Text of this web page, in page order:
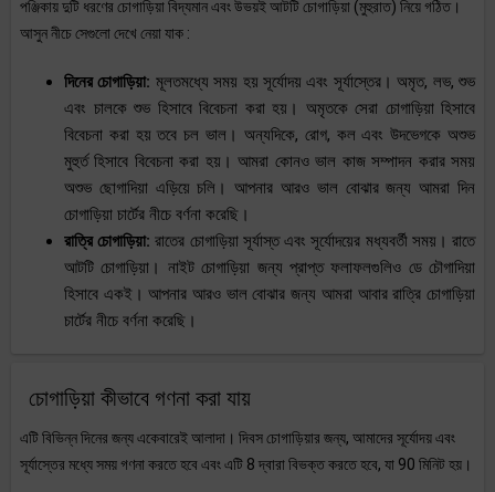
পঞ্জিকায় দুটি ধরণের চোগাড়িয়া বিদ্যমান এবং উভয়ই আটটি চোগাড়িয়া (মুহুরাত) নিয়ে গঠিত।
আসুন নীচে সেগুলো দেখে নেয়া যাক :
দিনের চোগাড়িয়া: মূলতমধ্যে সময় হয় সূর্যোদয় এবং সূর্যাস্তের। অমৃত, লভ, শুভ
এবং চালকে শুভ হিসাবে বিবেচনা করা হয়। অমৃতকে সেরা চোগাড়িয়া হিসাবে
বিবেচনা করা হয় তবে চল ভাল। অন্যদিকে, রোগ, কল এবং উদভেগকে অশুভ
মুহুর্ত হিসাবে বিবেচনা করা হয়। আমরা কোনও ভাল কাজ সম্পাদন করার সময়
অশুভ ছোগাদিয়া এড়িয়ে চলি। আপনার আরও ভাল বোঝার জন্য আমরা দিন
চোগাড়িয়া চার্টের নীচে বর্ণনা করেছি।
রাত্রি চোগাড়িয়া:রাতের চোগাড়িয়া সূর্যাস্ত এবং সূর্যোদয়ের মধ্যবর্তী সময়। রাতে
আটটি চোগাড়িয়া। নাইট চোগাড়িয়া জন্য প্রাপ্ত ফলাফলগুলিও ডে চৌগাদিয়া
হিসাবে একই। আপনার আরও ভাল বোঝার জন্য আমরা আবার রাত্রি চোগাড়িয়া
চার্টের নীচে বর্ণনা করেছি।
চোগাড়িয়া কীভাবে গণনা করা যায়
এটি বিভিন্ন দিনের জন্য একেবারেই আলাদা। দিবস চোগাড়িয়ার জন্য, আমাদের সূর্যোদয় এবং
সূর্যাস্তের মধ্যে সময় গণনা করতে হবে এবং এটি 8 দ্বারা বিভক্ত করতে হবে, যা 90 মিনিট হয়।